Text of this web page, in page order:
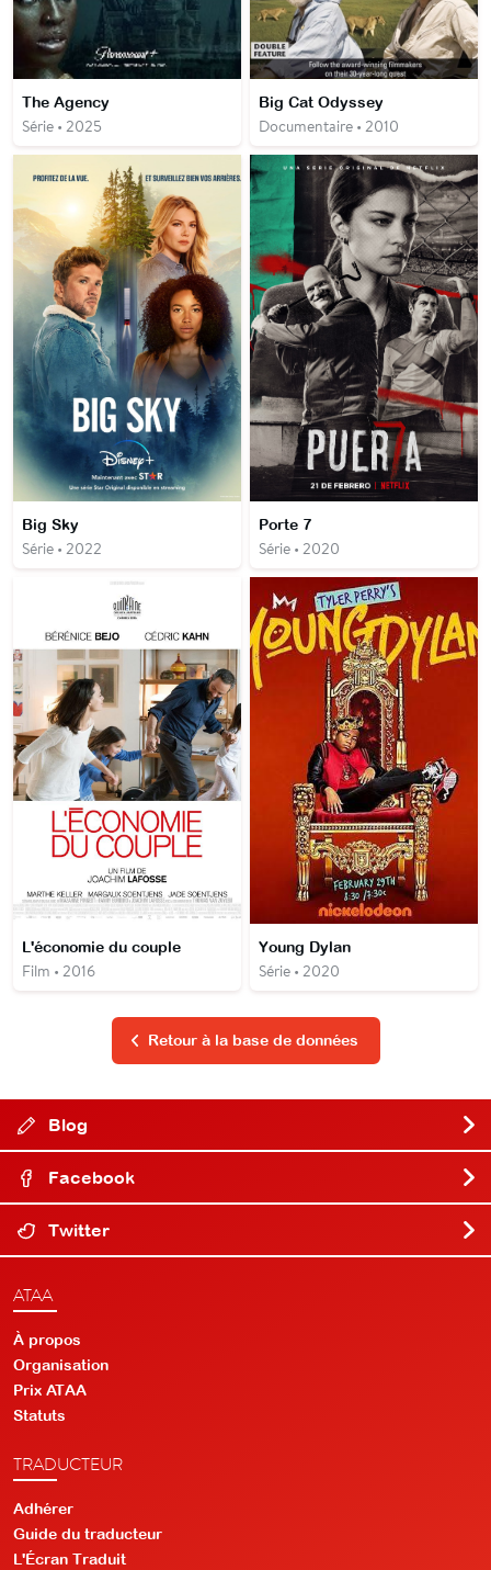
The Agency
Série • 2025
Big Cat Odyssey
Documentaire • 2010
Big Sky
Série • 2022
Porte 7
Série • 2020
L'économie du couple
Film • 2016
Young Dylan
Série • 2020
Retour à la base de données
Blog
Facebook
Twitter
ATAA
À propos
Organisation
Prix ATAA
Statuts
TRADUCTEUR
Adhérer
Guide du traducteur
L'Écran Traduit